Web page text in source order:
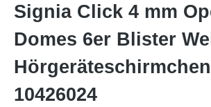
Signia Click 4 mm
Domes 6er Blister
10426024